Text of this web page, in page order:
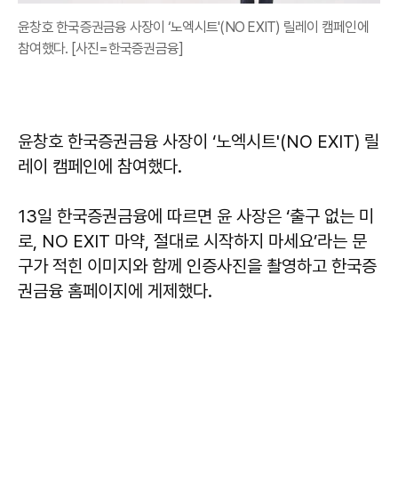
윤창호 한국증권금융 사장이 ‘노엑시트'(NO EXIT) 릴레이 캠페인에
참여했다. [사진=한국증권금융]
윤창호 한국증권금융 사장이 ‘노엑시트'(NO EXIT) 릴
레이 캠페인에 참여했다.
13일 한국증권금융에 따르면 윤 사장은 ‘출구 없는 미
로, NO EXIT 마약, 절대로 시작하지 마세요’라는 문
구가 적힌 이미지와 함께 인증사진을 촬영하고 한국증
권금융 홈페이지에 게제했다.